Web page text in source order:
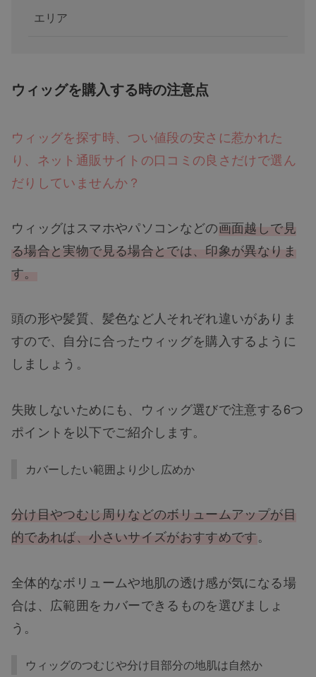
エリア
ウィッグを購入する時の注意点
ウィッグを探す時、つい値段の安さに惹かれた
り、ネット通販サイトの口コミの良さだけで選ん
だりしていませんか？
ウィッグはスマホやパソコンなどの画面越しで見
る場合と実物で見る場合とでは、印象が異なりま
す。
頭の形や髪質、髪色など人それぞれ違いがありま
すので、自分に合ったウィッグを購入するように
しましょう。
失敗しないためにも、ウィッグ選びで注意する6つ
ポイントを以下でご紹介します。
カバーしたい範囲より少し広めか
分け目やつむじ周りなどのボリュームアップが目
的であれば、小さいサイズがおすすめです。
全体的なボリュームや地肌の透け感が気になる場
合は、広範囲をカバーできるものを選びましょ
う。
ウィッグのつむじや分け目部分の地肌は自然か